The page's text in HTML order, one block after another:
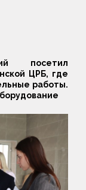
посетил
ЦРБ, где
работы.